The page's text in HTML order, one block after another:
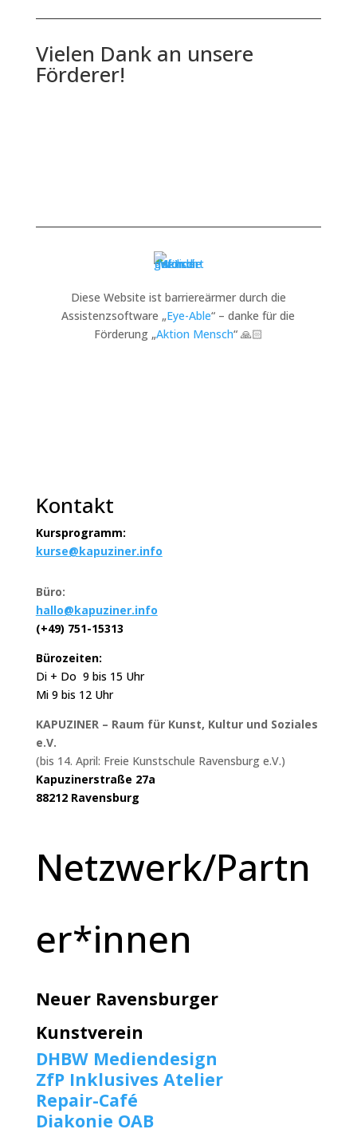
Vielen Dank an unsere
Förderer!
Diese Website ist barriereärmer durch die
Assistenzsoftware „Eye-Able“ – danke für die
Förderung „Aktion Mensch“ 🙏🏻
Kontakt
Kursprogramm:
kurse@kapuziner.info
Büro:
hallo@kapuziner.info
(+49) 751-15313
Bürozeiten:
Di + Do 9 bis 15 Uhr
Mi 9 bis 12 Uhr
KAPUZINER – Raum für Kunst, Kultur und Soziales
e.V.
(bis 14. April: Freie Kunstschule Ravensburg e.V.)
Kapuzinerstraße 27a
88212 Ravensburg
Netzwerk/Partn
er*innen
Neuer Ravensburger
Kunstverein
DHBW Mediendesign
ZfP Inklusives Atelier
Repair-Café
Diakonie OAB